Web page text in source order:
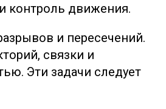
контроль движения.
и пересечений.
связки и
Эти задачи следует